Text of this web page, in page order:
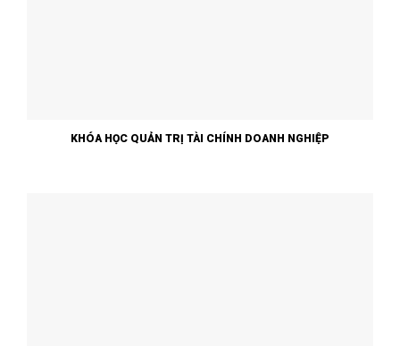
KHÓA HỌC QUẢN TRỊ TÀI CHÍNH DOANH NGHIỆP